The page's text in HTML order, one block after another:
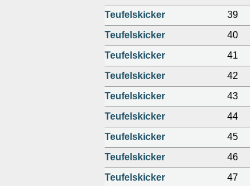
Teufelskicker
39
Teufelskicker
40
Teufelskicker
41
Teufelskicker
42
Teufelskicker
43
Teufelskicker
44
Teufelskicker
45
Teufelskicker
46
Teufelskicker
47